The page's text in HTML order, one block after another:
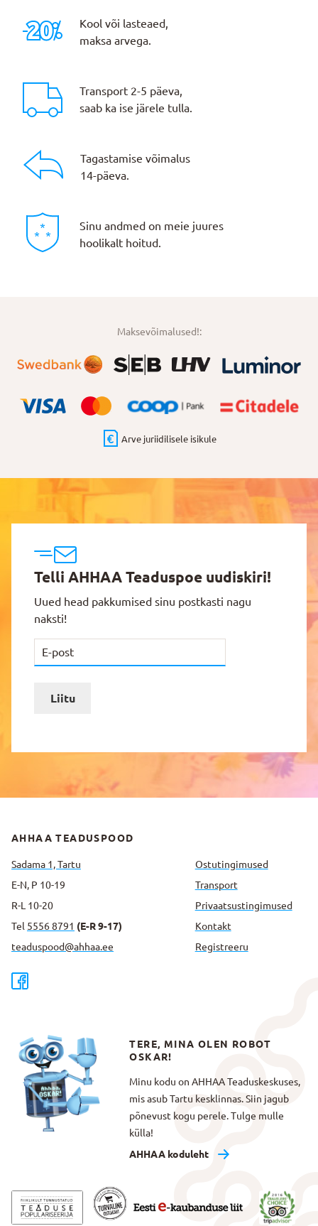
Kool või lasteaed,
maksa arvega.
Transport 2-5 päeva,
saab ka ise järele tulla.
Tagastamise võimalus
14-päeva.
Sinu andmed on meie juures
hoolikalt hoitud.
Maksevõimalused!:
Arve juriidilisele isikule
Telli AHHAA Teaduspoe uudiskiri!
Uued head pakkumised sinu postkasti nagu
naksti!
Liitu
AHHAA TEADUSPOOD
Sadama 1, Tartu
E-N, P 10-19
R-L 10-20
Tel 5556 8791 (E-R 9-17)
teaduspood@ahhaa.ee
Ostutingimused
Transport
Privaatsus­tingimused
Kontakt
Registreeru
TERE, MINA OLEN ROBOT
OSKAR!
Minu kodu on AHHAA Teaduskeskuses,
mis asub Tartu kesklinnas. Siin jagub
põnevust kogu perele. Tulge mulle
külla!
AHHAA koduleht